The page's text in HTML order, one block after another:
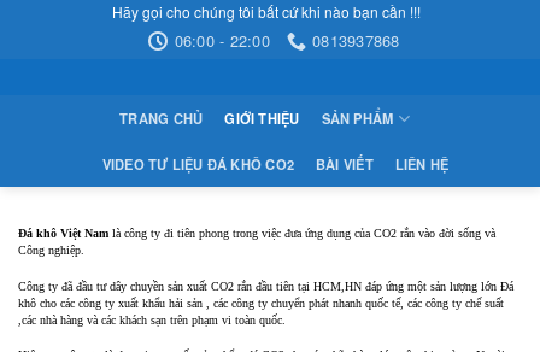
Hãy gọi cho chúng tôi bất cứ khi nào bạn cần !!!
06:00 - 22:00 0813937868
TRANG CHỦ GIỚI THIỆU SẢN PHẨM
VIDEO TƯ LIỆU ĐÁ KHÔ CO2 BÀI VIẾT LIÊN HỆ
Đá khô Việt Nam là công ty đi tiên phong trong việc đưa ứng dụng của CO2 rắn vào đời sống và
Công nghiệp.
Công ty đã đầu tư dây chuyền sản xuất CO2 rắn đầu tiên tại HCM,HN đáp ứng một sản lượng lớn Đá
khô cho các công ty xuất khẩu hải sản , các công ty chuyển phát nhanh quốc tế, các công ty chế suất
,các nhà hàng và các khách sạn trên phạm vi toàn quốc.